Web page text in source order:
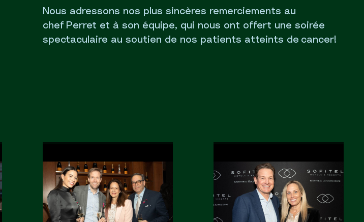
Nous adressons nos plus sincères remerciements au
chef Perret et à son équipe, qui nous ont offert une soirée
spectaculaire au soutien de nos patients atteints de cancer!